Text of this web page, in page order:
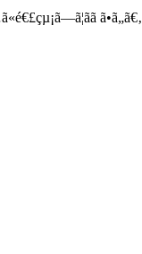
ã•ã„ã€‚